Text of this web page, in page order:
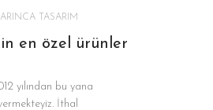
TASARIM
en özel ürünler
yılından bu yana
İthal